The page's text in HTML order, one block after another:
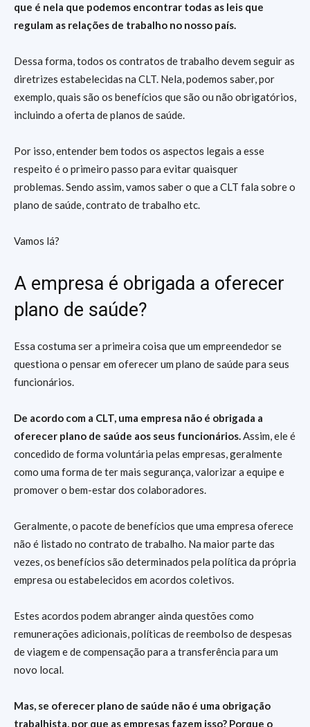
que é nela que podemos encontrar todas as leis que
regulam as relações de trabalho no nosso país.
Dessa forma, todos os contratos de trabalho devem seguir as
diretrizes estabelecidas na CLT. Nela, podemos saber, por
exemplo, quais são os benefícios que são ou não obrigatórios,
incluindo a oferta de planos de saúde.
Por isso, entender bem todos os aspectos legais a esse
respeito é o primeiro passo para evitar quaisquer
problemas. Sendo assim, vamos saber o que a CLT fala sobre o
plano de saúde, contrato de trabalho etc.
Vamos lá?
A empresa é obrigada a oferecer
plano de saúde?
Essa costuma ser a primeira coisa que um empreendedor se
questiona o pensar em oferecer um plano de saúde para seus
funcionários.
De acordo com a CLT, uma empresa não é obrigada a
oferecer plano de saúde aos seus funcionários.Assim, ele é
concedido de forma voluntária pelas empresas, geralmente
como uma forma de ter mais segurança, valorizar a equipe e
promover o bem-estar dos colaboradores.
Geralmente, o pacote de benefícios que uma empresa oferece
não é listado no contrato de trabalho. Na maior parte das
vezes, os benefícios são determinados pela política da própria
empresa ou estabelecidos em acordos coletivos.
Estes acordos podem abranger ainda questões como
remunerações adicionais, políticas de reembolso de despesas
de viagem e de compensação para a transferência para um
novo local.
Mas, se oferecer plano de saúde não é uma obrigação
trabalhista, por que as empresas fazem isso? Porque o